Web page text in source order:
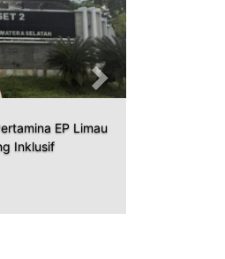
EP Limau
Inklusif